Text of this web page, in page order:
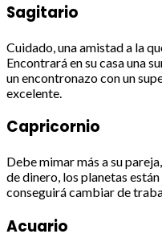
Sagitario
Cuidado, una amistad a la
Encontrará en su casa una
un encontronazo con un
excelente.
Capricornio
Debe mimar más a su
de dinero, los planetas
conseguirá cambiar de
Acuario